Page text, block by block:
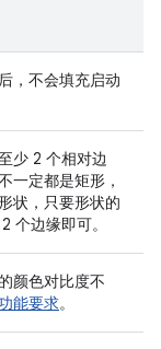
，不会填充启动
少 2 个相对边
一定都是矩形，
状，只要形状的
个边缘即可。
颜色对比度不
能要求。